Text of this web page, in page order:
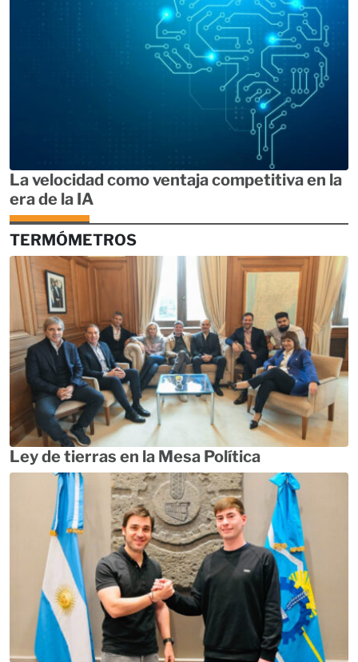
La velocidad como ventaja competitiva en la
era de la IA
TERMÓMETROS
Ley de tierras en la Mesa Política